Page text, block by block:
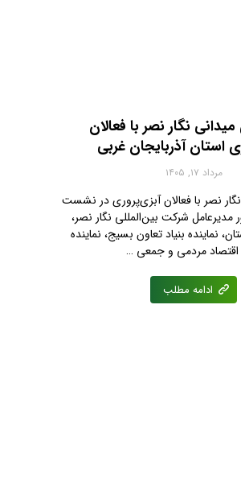
نگار نصر با فعالان
استان آذربایجان غربی
مرداد ۱۷, ۱۴۰۵
نصر با فعالان آبزی‌پروری در نشست
شرکت بین‌المللی نگار نصر،
نماینده بنیاد تعاون بسیج، نماینده
اقتصاد مردمی و جمعی …
ادامه مطلب